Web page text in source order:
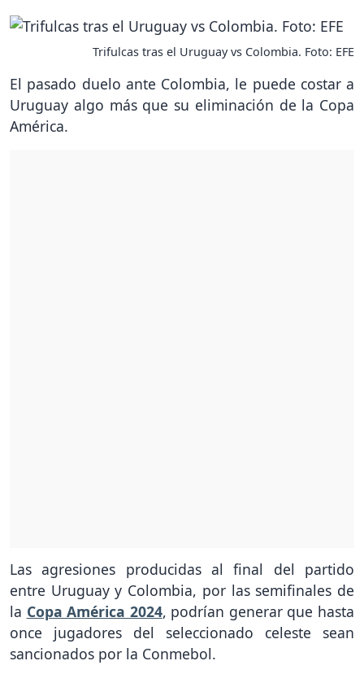
Trifulcas tras el Uruguay vs Colombia. Foto: EFE
El pasado duelo ante Colombia, le puede costar a
Uruguay algo más que su eliminación de la Copa
América.
Las agresiones producidas al final del partido
entre Uruguay y Colombia, por las semifinales de
la Copa América 2024, podrían generar que hasta
once jugadores del seleccionado celeste sean
sancionados por la Conmebol.